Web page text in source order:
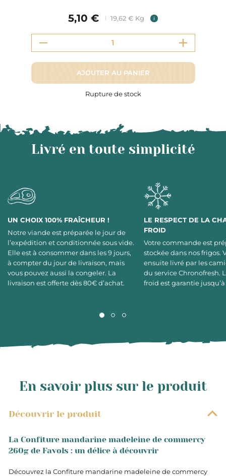
5,10 € 19,62 € Kg i
AJOUTER AU PANIER
Rupture de stock
Livré en toute simplicité
UN CHOIX 100% FRAÎCHEUR !
Notre viande est préparée le jour de
l’expédition et conditionnée sous vide.
Elle est à consommer dans les 9 jours,
à compter du jour de livraison, mais
vous pouvez aussi la congeler. La
livraison est offerte dès 80€ d’achat.
LE RESPECT DE LA
FROID
Votre commande est
stockée dans nos frigos.
ensuite livré par les
du service Chronofresh.
froid est garantie
En savoir plus sur le produit
Découvrir le produit
La Confiture mandarine madeleine de commercy
260g de Favols : un délice à découvrir
Découvrez la Confiture mandarine madeleine de commercy